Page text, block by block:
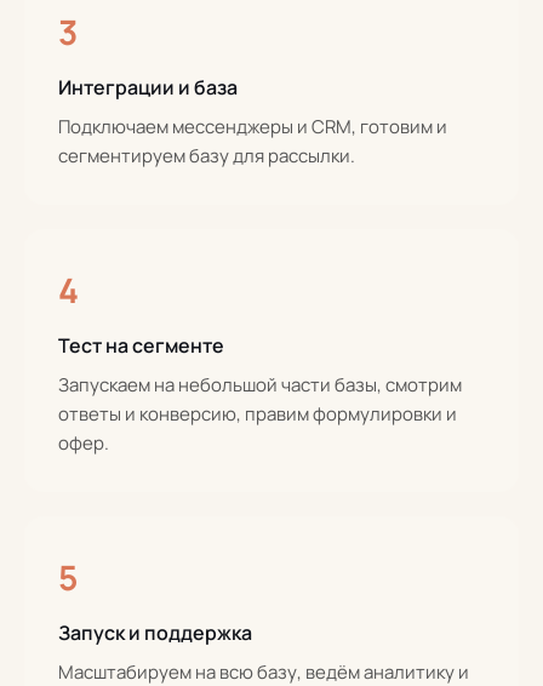
3
Интеграции и база
Подключаем мессенджеры и CRM, готовим и
сегментируем базу для рассылки.
4
Тест на сегменте
Запускаем на небольшой части базы, смотрим
ответы и конверсию, правим формулировки и
офер.
5
Запуск и поддержка
Масштабируем на всю базу, ведём аналитику и